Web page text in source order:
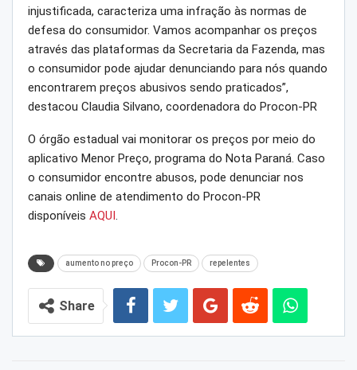
injustificada, caracteriza uma infração às normas de
defesa do consumidor. Vamos acompanhar os preços
através das plataformas da Secretaria da Fazenda, mas
o consumidor pode ajudar denunciando para nós quando
encontrarem preços abusivos sendo praticados”,
destacou Claudia Silvano, coordenadora do Procon-PR
O órgão estadual vai monitorar os preços por meio do
aplicativo Menor Preço, programa do Nota Paraná. Caso
o consumidor encontre abusos, pode denunciar nos
canais online de atendimento do Procon-PR
disponíveis AQUI
aumento no preço Procon-PR repelentes
Share